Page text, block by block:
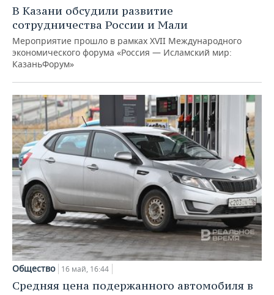
В Казани обсудили развитие
сотрудничества России и Мали
Мероприятие прошло в рамках XVII Международного
экономического форума «Россия — Исламский мир:
КазаньФорум»
Общество 16 май, 16:44
Средняя цена подержанного автомобиля в